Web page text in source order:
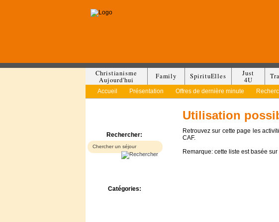
Christianisme
Aujourd'hui
Family SpirituElles
Just
4U
Accueil Présentation Offres de dernière minute
Rechercher:
Catégories:
Utilisation
Retrouvez sur cette page les
CAF.
Remarque: cette liste est basée